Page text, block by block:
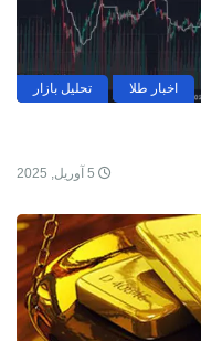
اخبار طلا تحلیل بازار